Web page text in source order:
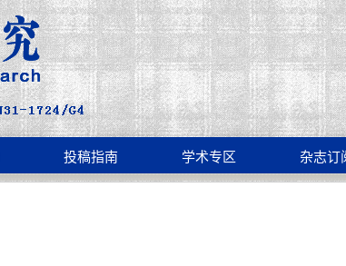
投稿指南 学术专区 杂志订